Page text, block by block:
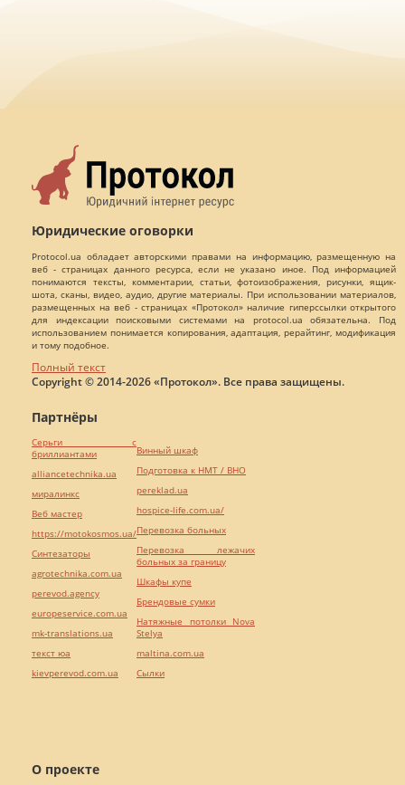
Юридические оговорки
Protocol.ua обладает авторскими правами на информацию, размещенную на
веб - страницах данного ресурса, если не указано иное. Под информацией
понимаются тексты, комментарии, статьи, фотоизображения, рисунки, ящик-
шота, сканы, видео, аудио, другие материалы. При использовании материалов,
размещенных на веб - страницах «Протокол» наличие гиперссылки открытого
для индексации поисковыми системами на protocol.ua обязательна. Под
использованием понимается копирования, адаптация, рерайтинг, модификация
и тому подобное.
Полный текст
Copyright © 2014-2026 «Протокол». Все права защищены.
О проекте
Партнёры
Серьги с
бриллиантами
alliancetechnika.ua
миралинкс
Веб мастер
https://motokosmos.ua/
Синтезаторы
agrotechnika.com.ua
perevod.agency
europeservice.com.ua
mk-translations.ua
текст юа
kievperevod.com.ua
Винный шкаф
Подготовка к НМТ / ВНО
pereklad.ua
hospice-life.com.ua/
Перевозка больных
Перевозка лежачих
больных за границу
Шкафы купе
Брендовые сумки
Натяжные потолки Nova
Stelya
maltina.com.ua
Cылки